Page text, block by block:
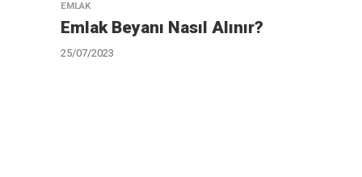
EMLAK
Emlak Beyanı Nasıl Alınır?
25/07/2023